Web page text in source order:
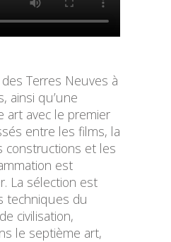
Terres Neuves à
ainsi qu’une
art avec le premier
entre les films, la
constructions et les
est
La sélection est
techniques du
civilisation,
le septième art,